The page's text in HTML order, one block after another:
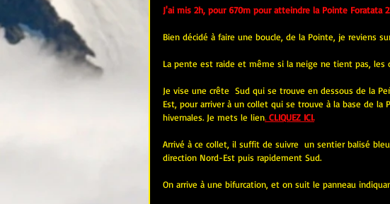
J'ai mis 2h, pour 670m pour atteindre la Pointe Foratata
Bien décidé à faire une boucle, de la Pointe, je reviens
La pente est raide et même si la neige ne tient pas, les
Je vise une crête  Sud qui se trouve en dessous de la
Est, pour arriver à un collet qui se trouve à la base de la
hivernales. Je mets le lien. CLIQUEZ ICI.
Arrivé à ce collet, il suffit de suivre  un sentier balisé
direction Nord-Est puis rapidement Sud.
On arrive à une bifurcation, et on suit le panneau